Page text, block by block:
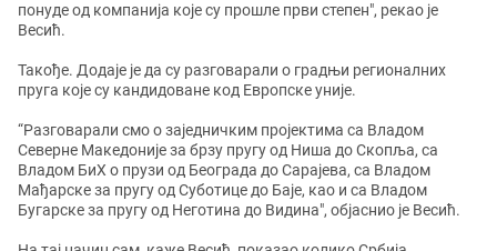
понуде од компанија које су прошле први степен", рекао је
Весић.
Такође. Додаје је да су разговарали о градњи регионалних
пруга које су кандидоване код Европске уније.
“Разговарали смо о заједничким пројектима са Владом
Северне Македоније за брзу пругу од Ниша до Скопља, са
Владом БиХ о прузи од Београда до Сарајева, са Владом
Мађарске за пругу од Суботице до Баје, као и са Владом
Бугарске за пругу од Неготина до Видина", објаснио је Весић.